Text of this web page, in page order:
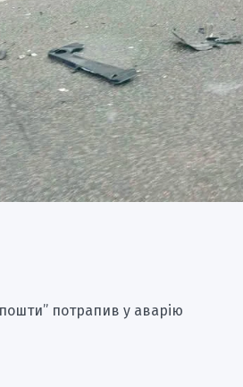
потрапив у аварію